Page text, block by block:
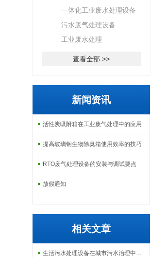
一体化工业废水处理设备
污水废气处理设备
工业废水处理
查看全部 >>
新闻资讯
活性炭吸附箱在工业废气处理中的应用
提高玻璃钢生物除臭箱使用效率的技巧
RTO废气处理设备的安装与调试要点
放假通知
相关文章
生活污水处理设备在城市污水治理中的应用介绍